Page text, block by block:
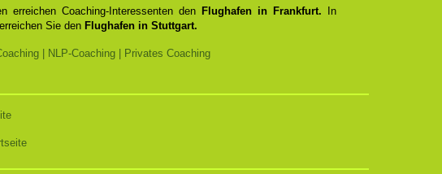
erreichen Coaching-Interessenten den Flughafen in Frankfurt.
In
Sie den Flughafen in Stuttgart.
| NLP-Coaching | Privates Coaching